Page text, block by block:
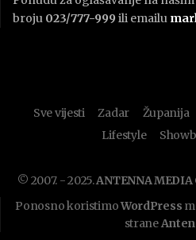
broju 023/777-999 ili emailu
Sve vijesti Zadar Županija
Lifestyle
© 2007. - 2025.ANTENNA MEDIA
Ponosno koristimoWordPress
strane